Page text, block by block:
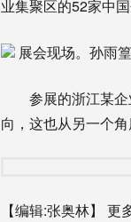
业集聚区的52家中
展会现场。孙雨
参展的浙江某企
向，这也从另一个
【编辑:张奥林】 更